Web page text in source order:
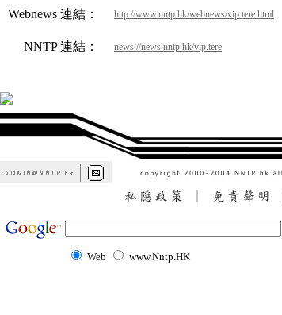
Webnews 連結： http://www.nntp.hk/webnews/vip.tere.html
NNTP 連結： news://news.nntp.hk/vip.tere
Web www.Nntp.HK